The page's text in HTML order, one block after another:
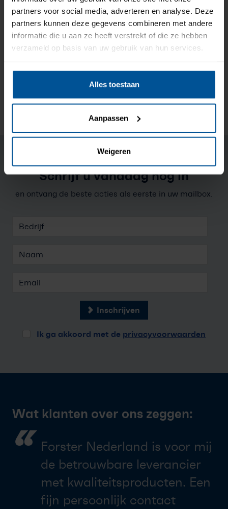
partners voor social media, adverteren en analyse. Deze
partners kunnen deze gegevens combineren met andere
informatie die u aan ze heeft verstrekt of die ze hebben
verzameld op basis van uw gebruik van hun services.
Alles toestaan
Aanpassen
Weigeren
Zelfklevende PIR (PUR) Isolatieplaat- Dikte
15mm (Platen 2000x1000mm.)
Dé zelfklevende hardschuimplaat
Schrijf u vandaag nog in
en ontvang de beste acties als eerste in uw mailbox.
Inschrijven
Ik ga akkoord met de privacyvoorwaarden
onze webshop gesloten
vanaf 20 juli 2026. Op
maandag 10 augustus is de
webshop weer volledig
beschikbaar.
Wat klanten over ons zeggen:
“ Forster Nederland is voor mij
de betrouwbare leverancier
met kwaliteitsproducten. Een
fijn persoonlijk contact